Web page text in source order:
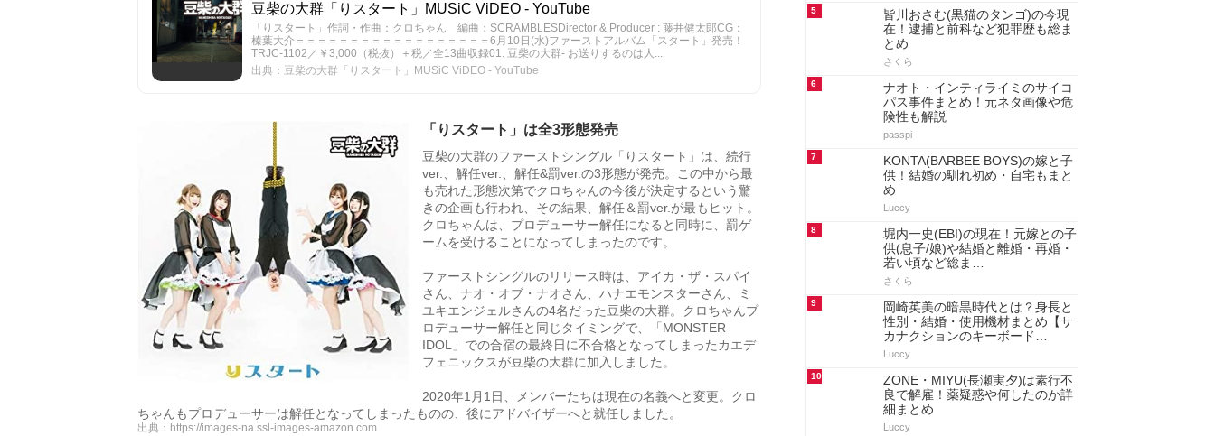
豆柴の大群「りスタート」MUSiC ViDEO - YouTube
「りスタート」作詞・作曲：クロちゃん 編曲：SCRAMBLESDirector & Producer : 藤井健太郎CG：
榛葉大介＝＝＝＝＝＝＝＝＝＝＝＝＝＝＝＝＝＝6月10日(水)ファーストアルバム「スタート」発売！
TRJC-1102／￥3,000（税抜）＋税／全13曲収録01. 豆柴の大群- お送りするのは人...
出典：豆柴の大群「りスタート」MUSiC ViDEO - YouTube
「りスタート」は全3形態発売
豆柴の大群のファーストシングル「りスタート」は、続行
ver.、解任ver.、解任&罰ver.の3形態が発売。この中から最
も売れた形態次第でクロちゃんの今後が決定するという驚
きの企画も行われ、その結果、解任＆罰ver.が最もヒット。
クロちゃんは、プロデューサー解任になると同時に、罰ゲ
ームを受けることになってしまったのです。
ファーストシングルのリリース時は、アイカ・ザ・スパイ
さん、ナオ・オブ・ナオさん、ハナエモンスターさん、ミ
ユキエンジェルさんの4名だった豆柴の大群。クロちゃんプ
ロデューサー解任と同じタイミングで、「MONSTER
IDOL」での合宿の最終日に不合格となってしまったカエデ
フェニックスが豆柴の大群に加入しました。
2020年1月1日、メンバーたちは現在の名義へと変更。クロ
ちゃんもプロデューサーは解任となってしまったものの、後にアドバイザーへと就任しました。
出典： https://images-na.ssl-images-amazon.com
5
皆川おさむ(黒猫のタンゴ)の今現
在！逮捕と前科など犯罪歴も総ま
とめ
さくら
6
ナオト・インティライミのサイコ
パス事件まとめ！元ネタ画像や危
険性も解説
passpi
7
KONTA(BARBEE BOYS)の嫁と子
供！結婚の馴れ初め・自宅もまと
め
Luccy
8
堀内一史(EBI)の現在！元嫁との子
供(息子/娘)や結婚と離婚・再婚・
若い頃など総ま…
さくら
9
岡崎英美の暗黒時代とは？身長と
性別・結婚・使用機材まとめ【サ
カナクションのキーボード…
Luccy
10
ZONE・MIYU(長瀬実夕)は素行不
良で解雇！薬疑惑や何したのか詳
細まとめ
Luccy